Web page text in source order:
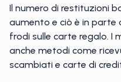
Il numero di restituzioni
aumento e ciò è in parte
frodi sulle carte regalo. I
anche metodi come
scambiati e carte di